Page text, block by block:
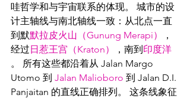
哇哲学和与宇宙联系的体现。 城市的设
计主轴线与南北轴线一致：从北点一直
到默默拉皮火山（Gunung Merapi）
，
经过日惹王宫（Kraton） ，南到印度洋
。 所有这些都沿着从 Jalan Margo
Utomo 到 Jalan Malioboro 到 Jalan D.I.
Panjaitan 的直线正确排列。 这条线象征